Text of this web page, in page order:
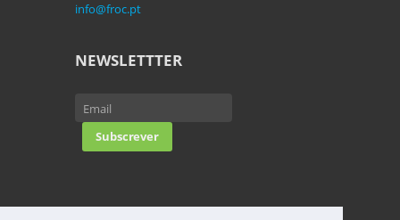
info@froc.pt
NEWSLETTTER